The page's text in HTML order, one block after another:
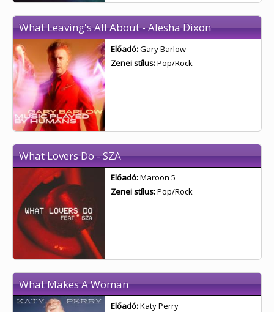
What Leaving's All About - Alesha Dixon
Előadó:Gary Barlow
Zenei stílus:Pop/Rock
What Lovers Do - SZA
Előadó:Maroon 5
Zenei stílus:Pop/Rock
What Makes A Woman
Előadó:Katy Perry